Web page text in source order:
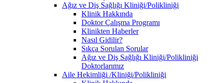
Ağız ve Diş Sağlığı Kliniği/Polikliniği
Klinik Hakkında
Doktor Çalışma Programı
Klinikten Haberler
Nasıl Gidilir?
Sıkça Sorulan Sorular
Ağız ve Diş Sağlığı Kliniği/Polikliniği
Doktorlarımız
Aile Hekimliği /Kliniği/Polikliniği